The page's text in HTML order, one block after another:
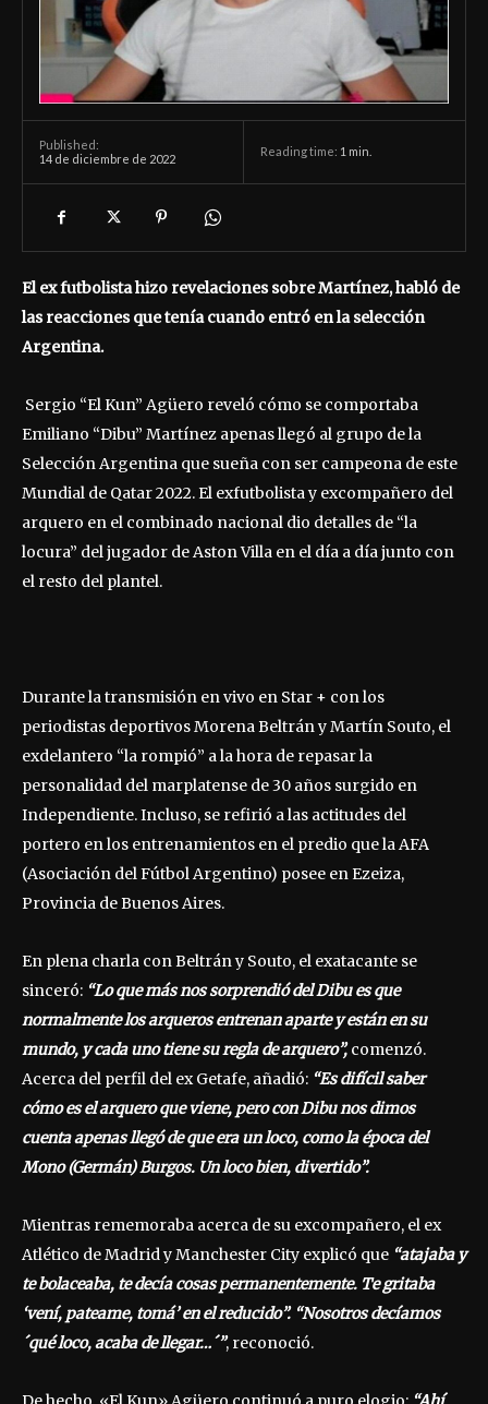
Published:
14 de diciembre de 2022
Reading time: 1 min.
El ex futbolista hizo revelaciones sobre Martínez, habló de
las reacciones que tenía cuando entró en la selección
Argentina.
Sergio “El Kun” Agüero reveló cómo se comportaba
Emiliano “Dibu” Martínez apenas llegó al grupo de la
Selección Argentina que sueña con ser campeona de este
Mundial de Qatar 2022. El exfutbolista y excompañero del
arquero en el combinado nacional dio detalles de “la
locura” del jugador de Aston Villa en el día a día junto con
el resto del plantel.
Durante la transmisión en vivo en Star + con los
periodistas deportivos Morena Beltrán y Martín Souto, el
exdelantero “la rompió” a la hora de repasar la
personalidad del marplatense de 30 años surgido en
Independiente. Incluso, se refirió a las actitudes del
portero en los entrenamientos en el predio que la AFA
(Asociación del Fútbol Argentino) posee en Ezeiza,
Provincia de Buenos Aires.
En plena charla con Beltrán y Souto, el exatacante se
sinceró: “Lo que más nos sorprendió del Dibu es que
normalmente los arqueros entrenan aparte y están en su
mundo, y cada uno tiene su regla de arquero”,comenzó.
Acerca del perfil del ex Getafe, añadió: “Es difícil saber
cómo es el arquero que viene, pero con Dibu nos dimos
cuenta apenas llegó de que era un loco, como la época del
Mono (Germán) Burgos. Un loco bien, divertido”.
Mientras rememoraba acerca de su excompañero, el ex
Atlético de Madrid y Manchester City explicó que “atajaba y
te bolaceaba, te decía cosas permanentemente. Te gritaba
‘vení, pateame, tomá’ en el reducido”. “Nosotros decíamos
´qué loco, acaba de llegar…´”, reconoció.